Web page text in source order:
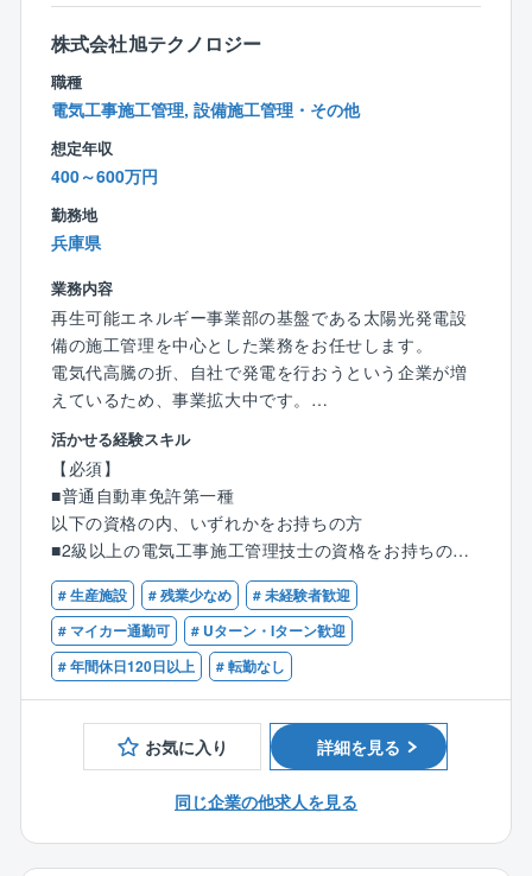
仕事のできる環境です。
・工事営業ノルマや目標額など一切ありませんので、
本来の「管理」業務に特化てきる環境です。
・超高層マンションや数百戸クラスの大規模物件、街
のフラッグシップ的な物件にも携わることができま
す。
・発注者（管理組合の代行者）側の立場なので改善提
案というアイディアを形にできる魅力もあります。
・50代、60代からの転職者も大活躍！
・中途採用の社員が9割なので、馴染みやすい環境で
す。
■時差出勤制度
1日単位で利用できる、出勤時間（始業時刻）をずらせ
業務の都合だけでなく、通院やお子様の学校イベント
に参加するためなど、業務に支障がない範囲であれ
ば、理由を問わず申請することができます（事前許可
制）。
また、有給休暇の半日利用と組み合わせると更に柔軟
な働き方も可能です。
勤務時間例
1）8:00 ～17:00（時差出勤）
2）11:00～20:00（時差出勤）
3）12:00～16:00（時差出勤＋半日休暇）
株式会社旭テクノロジー
職種
電気工事施工管理, 設備施工管理・その他
想定年収
400～600万円
勤務地
兵庫県
業務内容
再生可能エネルギー事業部の基盤である太陽光発電設
備の施工管理を中心とした業務をお任せします。
電気代高騰の折、自社で発電を行おうという企業が増
えているため、事業拡大中です。
■業務内容
太陽光発電設備の建設・設備改修工事の施工管理をお
願いします。
（メガソーラー案件、自家消費案件、既存設備の改修
等）
案件の現場調査、工事に必要な資材の発注、全体的な
スケジュール管理を
営業担当と協力しながら進め、現場の施工管理をして
いただきます。
※発注業務は必要に応じて事務員にお任せできます。
※1人当たり５～６つの現場を担当いただきます。
◎営業担当、お客様、とのお打ち合わせ
◎資材・協力会社の選定や、スケジュール調整
活かせる経験スキル
【必須】
■普通自動車免許第一種
以下の資格の内、いずれかをお持ちの方
■2級以上の電気工事施工管理技士の資格をお持ちの方
■第二種電気工事士以上の資格をお持ちの方
【歓迎】
■何らかのCADを用いた経験がある方
■同業の経験をお持ちの方
# 生産施設 # 残業少なめ
# 未経験者歓迎
# マイカー通勤可
# Uターン・Iターン歓迎
# 年間休日120日以上
# 転勤なし
お気に入り 詳細を見る
同じ企業の他求人を見る